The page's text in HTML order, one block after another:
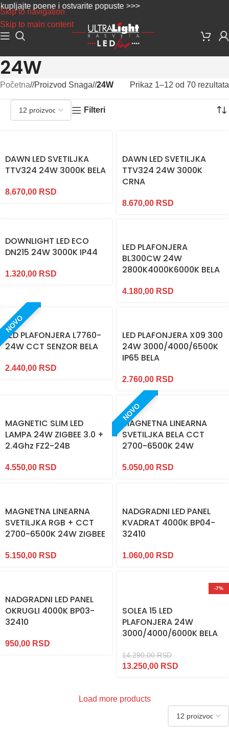
Skip to navigation
Skip to main content
poene i ostvarite popuste >>>
24W
Početna/ Proizvod Snaga/ 24W Prikaz 1–12 od 70 rezultata
Filteri
DAWN LED SVETILJKA
TTV324 24W 3000K BELA
8.670,00 RSD
DAWN LED SVETILJKA
TTV324 24W 3000K
CRNA
8.670,00 RSD
DOWNLIGHT LED ECO
DN215 24W 3000K IP44
1.320,00 RSD
LED PLAFONJERA
BL300CW 24W
2800K4000K6000K BELA
4.180,00 RSD
LED PLAFONJERA L7760-
24W CCT SENZOR BELA
NOVO
2.440,00 RSD
LED PLAFONJERA X09 300
24W 3000/4000/6500K
IP65 BELA
2.760,00 RSD
MAGNETIC SLIM LED
LAMPA 24W ZIGBEE 3.0 +
2.4Ghz FZ2-24B
4.550,00 RSD
MAGNETNA LINEARNA
SVETILJKA BELA CCT
2700-6500K 24W
NOVO
5.050,00 RSD
MAGNETNA LINEARNA
SVETILJKA RGB + CCT
2700-6500K 24W ZIGBEE
5.150,00 RSD
NADGRADNI LED PANEL
KVADRAT 4000K BP04-
32410
1.060,00 RSD
NADGRADNI LED PANEL
OKRUGLI 4000K BP03-
32410
950,00 RSD
-7%
SOLEA 15 LED
PLAFONJERA 24W
3000/4000/6000K BELA
14.290,00RSD
13.250,00 RSD
Load more products